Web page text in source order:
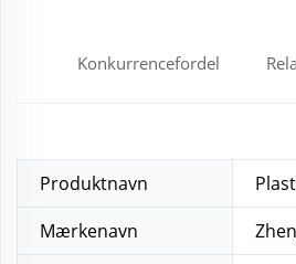
Konkurrencefordel
Produktnavn
Mærkenavn